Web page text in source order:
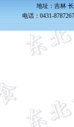
地址：吉林·
电话：0431-